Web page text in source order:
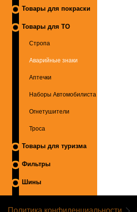
Товары для покраски
Товары для ТО
Стропа
Аварийные знаки
Аптечки
Наборы Автомобилиста
Огнетушители
Троса
Товары для туризма
Фильтры
Шины
Политика конфиденциальности